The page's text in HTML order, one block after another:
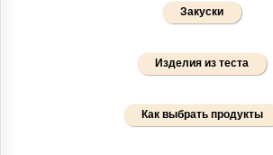
Закуски
Изделия из теста
Как выбрать продукты